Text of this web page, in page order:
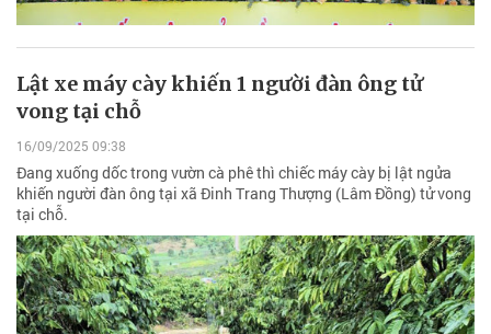
Lật xe máy cày khiến 1 người đàn ông tử
vong tại chỗ
16/09/2025 09:38
Đang xuống dốc trong vườn cà phê thì chiếc máy cày bị lật ngửa
khiến người đàn ông tại xã Đinh Trang Thượng (Lâm Đồng) tử vong
tại chỗ.